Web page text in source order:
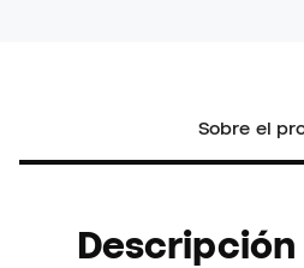
Sobre el
Descripción